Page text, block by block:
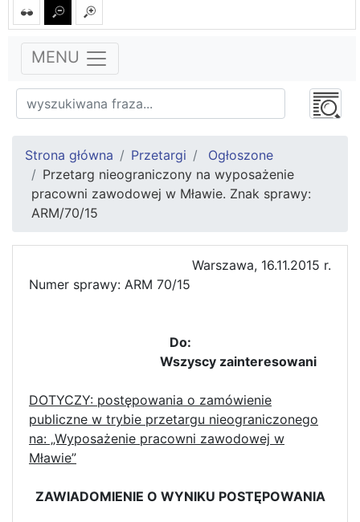
MENU
Strona główna Przetargi
Ogłoszone
Przetarg nieograniczony na wyposażenie
pracowni zawodowej w Mławie. Znak sprawy:
ARM/70/15
Warszawa, 16.11.2015 r.
Numer sprawy: ARM 70/15
Do:
Wszyscy zainteresowani
DOTYCZY: postępowania o zamówienie
publiczne w trybie przetargu nieograniczonego
na: „Wyposażenie pracowni zawodowej w
Mławie”
ZAWIADOMIENIE O WYNIKU POSTĘPOWANIA